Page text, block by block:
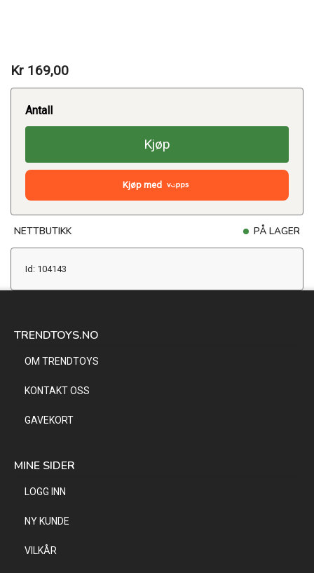
Kr 169,00
Antall
Kjøp
Kjøp med
NETTBUTIKK PÅ LAGER
Id: 104143
TRENDTOYS.NO
OM TRENDTOYS
KONTAKT OSS
GAVEKORT
MINE SIDER
LOGG INN
NY KUNDE
VILKÅR